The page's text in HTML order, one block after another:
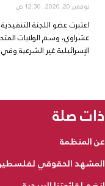
نوفمبر 20, 2020
اعتبرت عضو اللجنة
عشراوي، وسم الولايات
الإسرائيلية غير الشرعية
ذات صلة
عن المنظمة
المشهد الحقوقي